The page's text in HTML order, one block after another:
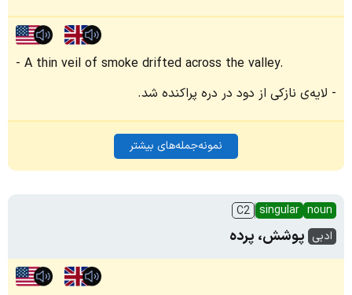
A thin veil of smoke drifted across the valley.
لایه‌ی نازکی از دود در دره پراکنده شد.
نمونه‌جمله‌های بیشتر
noun
singular
C2
ادبی پوشش، پرده